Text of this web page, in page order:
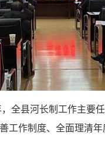
县河长制工作主要
工作制度、全面理清